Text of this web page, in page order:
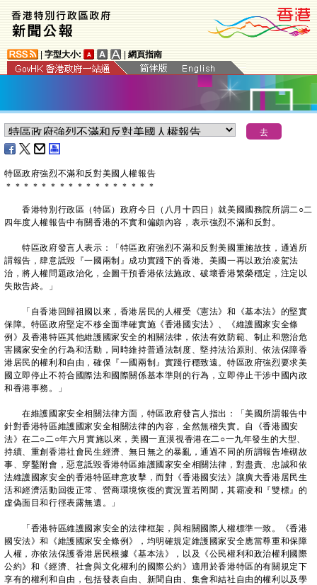
字型大小: 網頁指南
特區政府強烈不滿和反對美國人權報告
＊ ＊ ＊ ＊ ＊ ＊ ＊ ＊ ＊ ＊ ＊ ＊ ＊ ＊ ＊ ＊ ＊
香港特別行政區（特區）政府今日（八月十四日）就美國國務院所謂二○二
四年度人權報告中有關香港的不實和偏頗內容，表示強烈不滿和反對。
特區政府發言人表示：「特區政府強烈不滿和反對美國重施故技，通過所
謂報告，肆意詆毀『一國兩制』成功實踐下的香港。美國一再以政治凌駕法
治，將人權問題政治化，企圖干預香港依法施政、破壞香港繁榮穩定，注定以
失敗告終。」
「自香港回歸祖國以來，香港居民的人權受《憲法》和《基本法》的堅實
保障。特區政府堅定不移全面準確實施《香港國安法》、《維護國家安全條
例》及香港特區其他維護國家安全的相關法律，依法有效防範、制止和懲治危
害國家安全的行為和活動，同時維持普通法制度、堅持法治原則、依法保障香
港居民的權利和自由，確保『一國兩制』實踐行穩致遠。特區政府強烈要求美
國立即停止不符合國際法和國際關係基本準則的行為，立即停止干涉中國內政
和香港事務。」
在維護國家安全相關法律方面，特區政府發言人指出：「美國所謂報告中
針對香港特區維護國家安全相關法律的內容，全然無稽失實。自《香港國安
法》在二○二○年六月實施以來，美國一直漠視香港在二○一九年發生的大型、
持續、重創香港社會民生經濟、無日無之的暴亂，通過不同的所謂報告堆砌故
事、穿鑿附會，惡意詆毀香港特區維護國家安全相關法律，對盡責、忠誠和依
法維護國家安全的香港特區肆意攻擊，而對《香港國安法》讓廣大香港居民生
活和經濟活動回復正常、營商環境恢復的實況置若罔聞，其霸凌和『雙標』的
虛偽面目和行徑表露無遺。」
「香港特區維護國家安全的法律框架，與相關國際人權標準一致。《香港
國安法》和《維護國家安全條例》，均明確規定維護國家安全應當尊重和保障
人權，亦依法保護香港居民根據《基本法》，以及《公民權利和政治權利國際
公約》和《經濟、社會與文化權利的國際公約》適用於香港特區的有關規定下
享有的權利和自由，包括發表自由、新聞自由、集會和結社自由的權利以及學